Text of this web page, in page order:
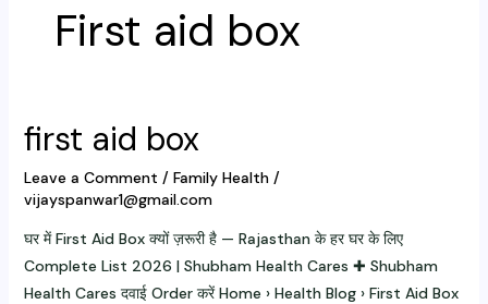
First aid box
first aid box
Leave a Comment / Family Health/
vijayspanwar1@gmail.com
घर में First Aid Box क्यों ज़रूरी है — Rajasthan के हर घर के लिए
Complete List 2026 | Shubham Health Cares ✚ Shubham
Health Cares दवाई Order करें Home › Health Blog › First Aid Box